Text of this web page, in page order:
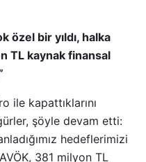
özel bir yıldı, halka
TL kaynak finansal
ile kapattıklarını
şöyle devam etti:
hedeflerimizi
381 milyon TL